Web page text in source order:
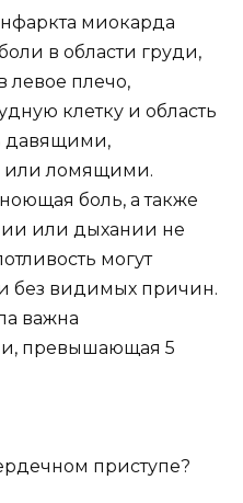
миокарда
в области груди,
левое плечо,
клетку и область
давящими,
ломящими.
боль, а также
или дыхании не
могут
без видимых причин.
важна
превышающая 5
приступе?